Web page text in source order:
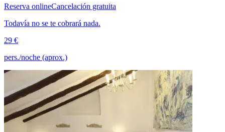
Reserva onlineCancelación gratuita
Todavía no se te cobrará nada.
29 €
pers./noche (aprox.)